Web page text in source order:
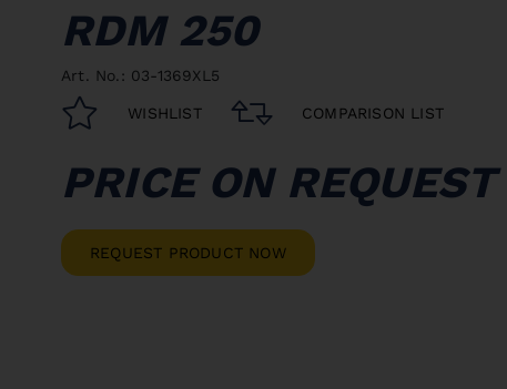
RDM 250
Art. No.: 03-1369XL5
WISHLIST COMPARISON LIST
PRICE ON REQUEST
REQUEST PRODUCT NOW